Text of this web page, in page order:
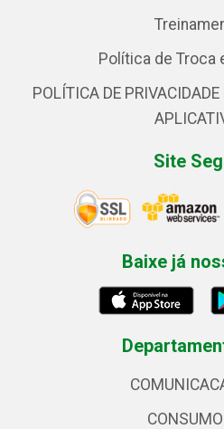
Política de Troca
POLÍTICA DE PRIVACIDADE
Site
Baixe já
CONSUMO